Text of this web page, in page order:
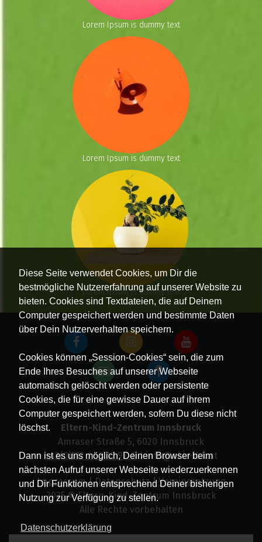
Diese Seite verwendet Cookies, um Dir die
bestmögliche Nutzererfahrung auf unserer Website zu
bieten. Cookies sind Textdateien, die auf Deinem
Computer gespeichert werden und bestimmte Daten
über Dein Nutzerverhalten speichern.
Cookies können „Session-Cookies“ sein, die zum
Ende Ihres Besuches auf unserer Webseite
automatisch gelöscht werden oder persistente
Cookies, die für eine gewisse Dauer auf ihrem
Computer gespeichert werden, sofern Du diese nicht
löschst.
Dann ist es uns möglich, Deinen Browser beim
nächsten Aufruf unserer Webseite wiederzuerkennen
und Dir Funktionen entsprechend Deiner bisherigen
Nutzung zur Verfügung zu stellen.
Datenschutzerklärung
Lorem Ipsum is dummy text
Lorem Ipsum is dummy text
Lorem Ipsum is dummy text
Eltern-Kind-Zentrum Innsbruck
Amraser Straße 5, 6020 Innsbruck
+43(0)512 / 58 19 97-0| info@ekiz-ibk.at
Impressum|Datenschutz|Vereinssatzung
2025 © Eltern-Kind-Zentrum Innsbruck
Alle Rechte vorbehalten